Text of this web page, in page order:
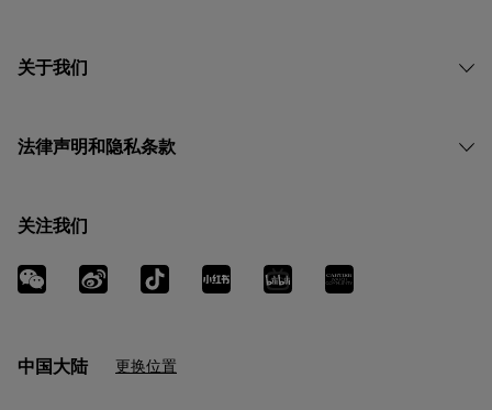
关于我们
法律声明和隐私条款
关注我们
中国大陆 更换位置